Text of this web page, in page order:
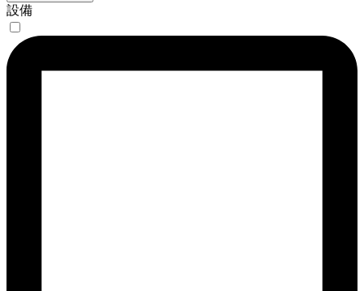
設備